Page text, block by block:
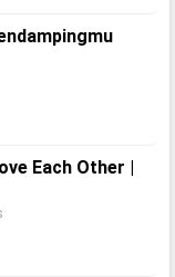
Each Other |